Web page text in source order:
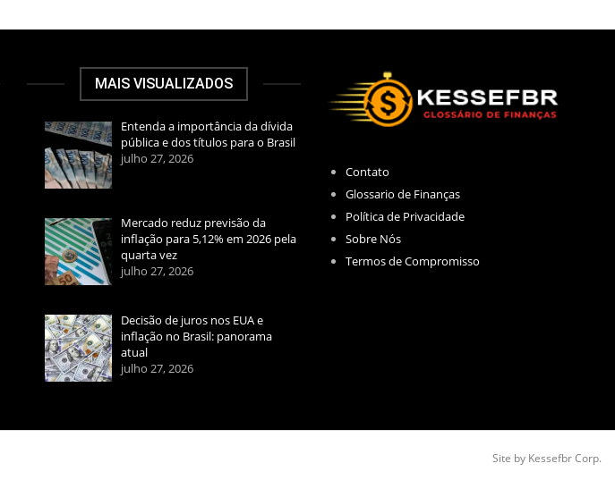
MAIS VISUALIZADOS
Entenda a importância da dívida
pública e dos títulos para o Brasil
julho 27, 2026
Mercado reduz previsão da
inflação para 5,12% em 2026 pela
quarta vez
julho 27, 2026
Decisão de juros nos EUA e
inflação no Brasil: panorama
atual
julho 27, 2026
Contato
Glossario de Finanças
Política de Privacidade
Sobre Nós
Termos de Compromisso
Site by Kessefbr Corp.